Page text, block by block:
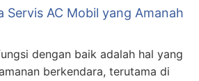
Servis AC Mobil yang Amanah
dengan baik adalah hal yang
berkendara, terutama di